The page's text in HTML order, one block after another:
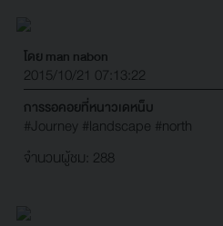
โดย man nabon
2015/10/21 07:13:22
การรอคอยที่หนาวเดหน็บ
#Journey #landscape #north
จำนวนผู้ชม: 288